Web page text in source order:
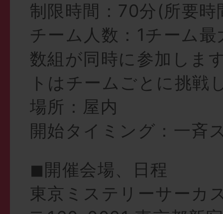
制限時間：70分(所要時
チーム人数：1チーム
数組が同時に参加しま
トはチームごとに挑戦
場所：屋内
開始タイミング：一斉
◼︎開催会場、日程
東京ミステリーサーカ